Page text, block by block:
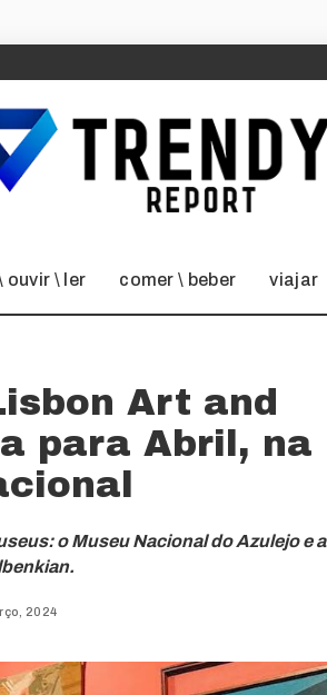
ouvir \ ler comer \ beber viajar
Art and
para Abril, na
o Museu Nacional do Azulejo e a
2024